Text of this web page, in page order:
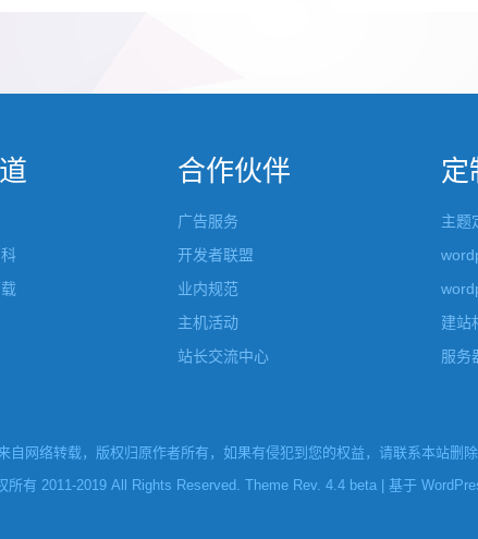
合作伙伴
广告服务
开发者联盟
业内规范
主机活动
站长交流中心
定
主题
建站
服务
自网络转载，版权归原作者所有，如果有侵犯到您的权益，请联系本站删
有 2011-2019 All Rights Reserved. Theme Rev. 4.4 beta | 基于